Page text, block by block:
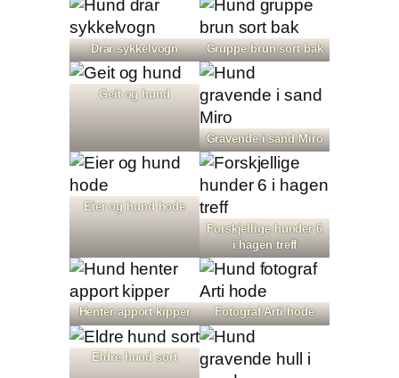
Drar sykkelvogn Gruppe brun sort bak
Geit og hund
Gravende i sand Miro
Eier og hund hode
Forskjellige hunder 6
i hagen treff
Henter apport kipper Fotograf Arti hode
Eldre hund sort